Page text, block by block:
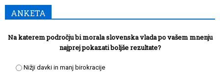
ANKETA
Na katerem področju bi morala slovenska vlada po vašem mnenju
najprej pokazati boljše rezultate?
Nižji davki in manj birokracije